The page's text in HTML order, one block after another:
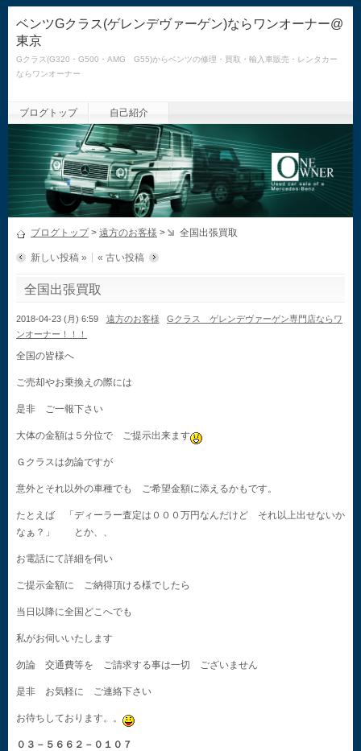
ベンツGクラス(ゲレンデヴァーゲン)ならワンオーナー@
東京
Gクラス(G320・G500・AMG G55)からベンツの修理・買取・輸入車販売・レンタカー
ならワンオーナー
ブログトップ 自己紹介
ブログトップ> 遠方のお客様 > 全国出張買取
新しい投稿 » « 古い投稿
全国出張買取
2018-04-23 (月) 6:59 遠方のお客様
Gクラス ゲレンデヴァーゲン専門店ならワ
ンオーナー！！！
全国の皆様へ
ご売却やお乗換えの際には
是非 ご一報下さい
大体の金額は５分位で ご提示出来ます
Ｇクラスは勿論ですが
意外とそれ以外の車種でも ご希望金額に添えるかもです。
たとえば 「ディーラー査定は０００万円なんだけど それ以上出せないか
なぁ？」 とか、、
お電話にて詳細を伺い
ご提示金額に ご納得頂ける様でしたら
当日以降に全国どこへでも
私がお伺いいたします
勿論 交通費等を ご請求する事は一切 ございません
是非 お気軽に ご連絡下さい
お待ちしております。。
０３－５６６２－０１０７